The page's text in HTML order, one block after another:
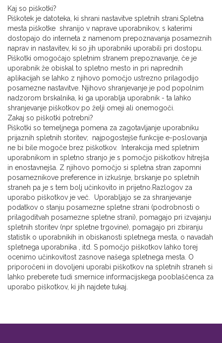
Kaj so piškotki?
Piškotek je datoteka, ki shrani nastavitve spletnih strani.Spletna
mesta piškotke shranijo v naprave uporabnikov, s katerimi
dostopajo do interneta z namenom prepoznavanja posameznih
naprav in nastavitev, ki so jih uporabniki uporabili pri dostopu.
Piškotki omogočajo spletnim stranem prepoznavanje, če je
uporabnik že obiskal to spletno mesto in pri naprednih
aplikacijah se lahko z njihovo pomočjo ustrezno prilagodijo
posamezne nastavitve. Njihovo shranjevanje je pod popolnim
nadzorom brskalnika, ki ga uporablja uporabnik - ta lahko
shranjevanje piškotkov po želji omeji ali onemogoči.
Zakaj so piškotki potrebni?
Piškotki so temeljnega pomena za zagotavljanje uporabniku
prijaznih spletnih storitev; najpogostejše funkcije e-poslovanja
ne bi bile mogoče brez piškotkov. Interakcija med spletnim
uporabnikom in spletno stranjo je s pomočjo piškotkov hitrejša
in enostavnejša. Z njihovo pomočjo si spletna stran zapomni
posameznikove preference in izkušnje, brskanje po spletnih
straneh pa je s tem bolj učinkovito in prijetno.Razlogov za
uporabo piškotkov je več. Uporabljajo se za shranjevanje
podatkov o stanju posamezne spletne strani (podrobnosti o
prilagoditvah posamezne spletne strani), pomagajo pri izvajanju
spletnih storitev (npr spletne trgovine), pomagajo pri zbiranju
statistik o uporabnikih in obiskanosti spletnega mesta, o navadah
spletnega uporabnika , itd. S pomočjo piškotkov lahko torej
ocenimo učinkovitost zasnove našega spletnega mesta. O
priporočeni in dovoljeni uporabi piškotkov na spletnih straneh si
lahko preberete tudi smernice informacijskega pooblaščenca za
uporabo piškotkov, ki jih najdete tukaj.